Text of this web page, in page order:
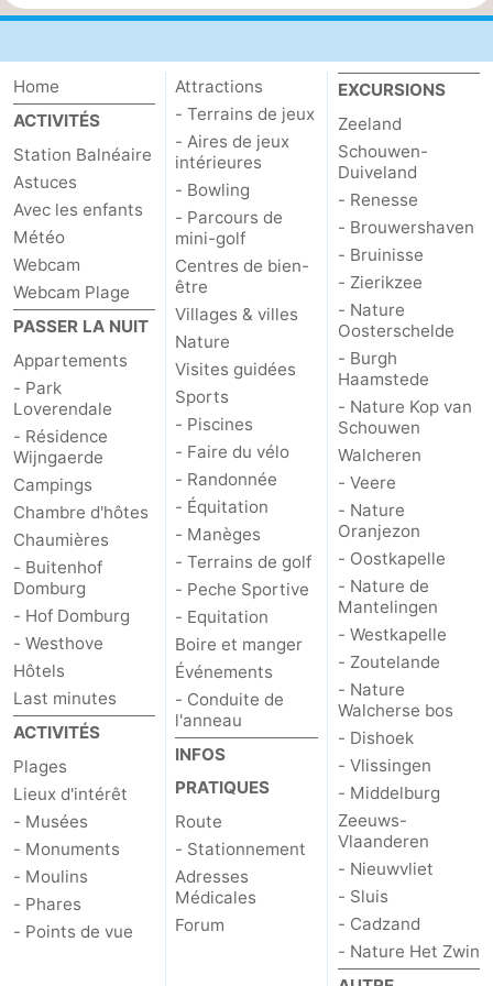
Zwin
Home
ACTIVITÉS
Station Balnéaire
Astuces
Avec les enfants
Météo
Webcam
Webcam Plage
PASSER LA NUIT
Appartements
- Park
Loverendale
- Résidence
Wijngaerde
Campings
Chambre d'hôtes
Chaumières
- Buitenhof
Domburg
- Hof Domburg
- Westhove
Hôtels
Last minutes
ACTIVITÉS
Plages
Lieux d'intérêt
- Musées
- Monuments
- Moulins
- Phares
- Points de vue
Attractions
- Terrains de jeux
- Aires de jeux
intérieures
- Bowling
- Parcours de
mini-golf
Centres de bien-
être
Villages & villes
Nature
Visites guidées
Sports
- Piscines
- Faire du vélo
- Randonnée
- Équitation
- Manèges
- Terrains de golf
- Peche Sportive
- Equitation
Boire et manger
Événements
- Conduite de
l'anneau
INFOS
PRATIQUES
Route
- Stationnement
Adresses
Médicales
Forum
EXCURSIONS
Zeeland
Schouwen-
Duiveland
- Renesse
- Brouwershaven
- Bruinisse
- Zierikzee
- Nature
Oosterschelde
- Burgh
Haamstede
- Nature Kop van
Schouwen
Walcheren
- Veere
- Nature
Oranjezon
- Oostkapelle
- Nature de
Mantelingen
- Westkapelle
- Zoutelande
- Nature
Walcherse bos
- Dishoek
- Vlissingen
- Middelburg
Zeeuws-
Vlaanderen
- Nieuwvliet
- Sluis
- Cadzand
- Nature Het Zwin